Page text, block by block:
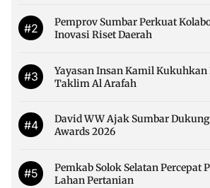
#2
Pemprov Sumbar Perkuat
Inovasi Riset Daerah
#3
Yayasan Insan Kamil
Taklim Al Arafah
#4
David WW Ajak Sumbar
Awards 2026
#5
Pemkab Solok Selatan Percepat
Lahan Pertanian